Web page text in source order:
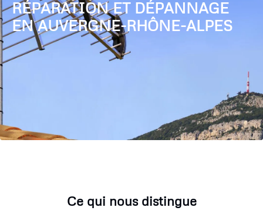
RÉPARATION ET DÉPANNAGE
EN AUVERGNE-RHÔNE-ALPES
Ce qui nous distingue